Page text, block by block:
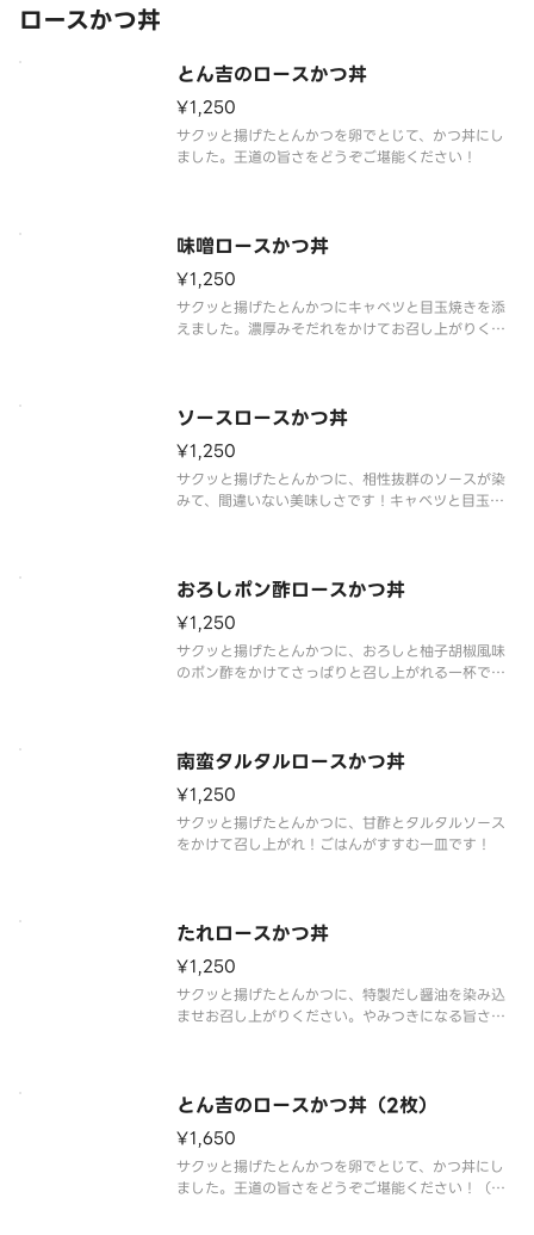
ロースかつ丼
とん吉のロースかつ丼
¥1,250
サクッと揚げたとんかつを卵でとじて、かつ丼にし
ました。王道の旨さをどうぞご堪能ください！
味噌ロースかつ丼
¥1,250
サクッと揚げたとんかつにキャベツと目玉焼きを添
えました。濃厚みそだれをかけてお召し上がりくだ
ソースロースかつ丼
¥1,250
サクッと揚げたとんかつに、相性抜群のソースが染
みて、間違いない美味しさです！キャベツと目玉焼
おろしポン酢ロースかつ丼
¥1,250
サクッと揚げたとんかつに、おろしと柚子胡椒風味
のポン酢をかけてさっぱりと召し上がれる一杯で
南蛮タルタルロースかつ丼
¥1,250
サクッと揚げたとんかつに、甘酢とタルタルソース
をかけて召し上がれ！ごはんがすすむ一皿です！
たれロースかつ丼
¥1,250
サクッと揚げたとんかつに、特製だし醤油を染み込
ませお召し上がりください。やみつきになる旨さで
とん吉のロースかつ丼（2枚）
¥1,650
サクッと揚げたとんかつを卵でとじて、かつ丼にし
ました。王道の旨さをどうぞご堪能ください！（と